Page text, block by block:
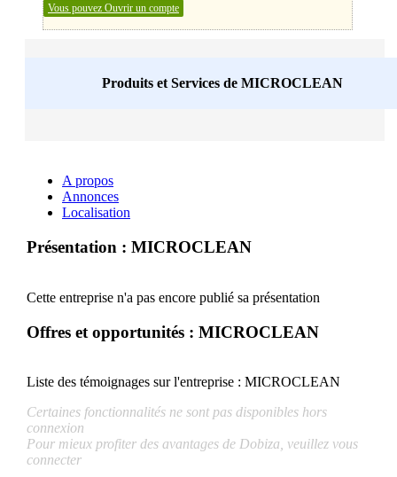
Vous pouvez Ouvrir un compte
Produits et Services deMICROCLEAN
A propos
Annonces
Localisation
Présentation : MICROCLEAN
Cette entreprise n'a pas encore publié sa présentation
Offres et opportunités : MICROCLEAN
Liste des témoignages sur l'entreprise : MICROCLEAN
Certaines fonctionnalités ne sont pas disponibles hors
connexion
Pour mieux profiter des avantages de Dobiza, veuillez vous
connecter